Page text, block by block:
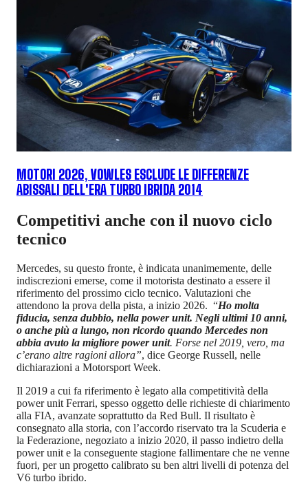
MOTORI 2026, VOWLES ESCLUDE LE DIFFERENZE
ABISSALI DELL'ERA TURBO IBRIDA 2014
Competitivi anche con il nuovo ciclo
tecnico
Mercedes, su questo fronte, è indicata unanimemente, delle
indiscrezioni emerse, come il motorista destinato a essere il
riferimento del prossimo ciclo tecnico. Valutazioni che
attendono la prova della pista, a inizio 2026. “Ho molta
fiducia, senza dubbio, nella power unit. Negli ultimi 10 anni,
o anche più a lungo, non ricordo quando Mercedes non
abbia avuto la migliore power unit. Forse nel 2019, vero, ma
c’erano altre ragioni allora”, dice George Russell, nelle
dichiarazioni a Motorsport Week.
Il 2019 a cui fa riferimento è legato alla competitività della
power unit Ferrari, spesso oggetto delle richieste di chiarimento
alla FIA, avanzate soprattutto da Red Bull. Il risultato è
consegnato alla storia, con l’accordo riservato tra la Scuderia e
la Federazione, negoziato a inizio 2020, il passo indietro della
power unit e la conseguente stagione fallimentare che ne venne
fuori, per un progetto calibrato su ben altri livelli di potenza del
V6 turbo ibrido.